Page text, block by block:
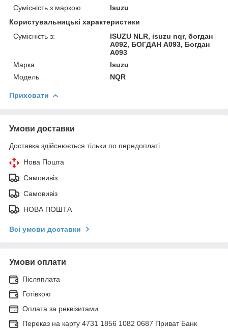
Сумісність з маркою
Isuzu
Користувальницькі характеристики
Сумісність з:
ISUZU NLR, isuzu nqr, богдан
А092, БОГДАН А093, Богдан
А093
Марка
Isuzu
Модель
NQR
Приховати
Умови доставки
Доставка здійснюється тільки по передоплаті.
Нова Пошта
Самовивіз
Самовивіз
НОВА ПОШТА
Всі умови доставки
Умови оплати
Післяплата
Готівкою
Оплата за реквізитами
Переказ на карту 4731 1856 1082 0687 Приват Банк